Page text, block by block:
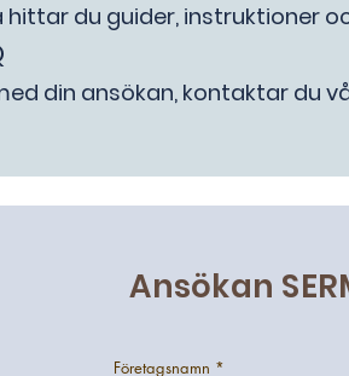
hittar du guider, instruktioner
din ansökan, kontaktar du
Ansökan
Företagsnamn